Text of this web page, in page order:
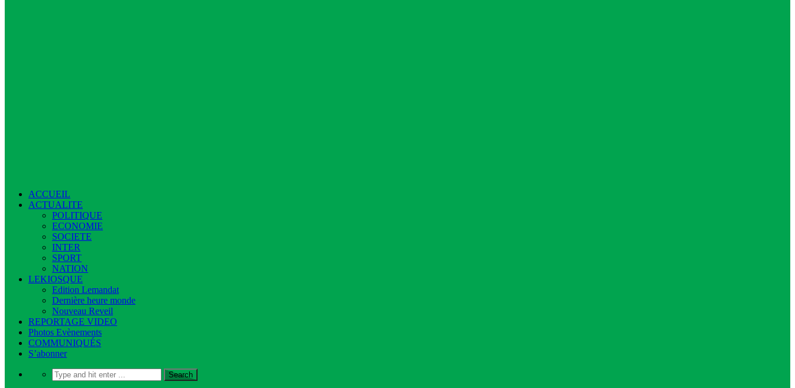
ACCUEIL
ACTUALITE
POLITIQUE
ECONOMIE
SOCIETE
INTER
SPORT
NATION
LEKIOSQUE
Edition Lemandat
Dernière heure monde
Nouveau Reveil
REPORTAGE VIDEO
Photos Evènements
COMMUNIQUÉS
S’abonner